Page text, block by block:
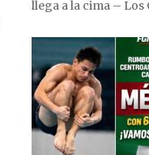
llega a la cima – Los